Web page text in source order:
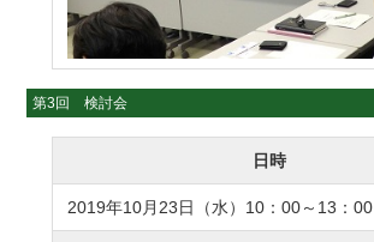
第3回 検討会
日時
2019年10月23日（水）10：00～13：00